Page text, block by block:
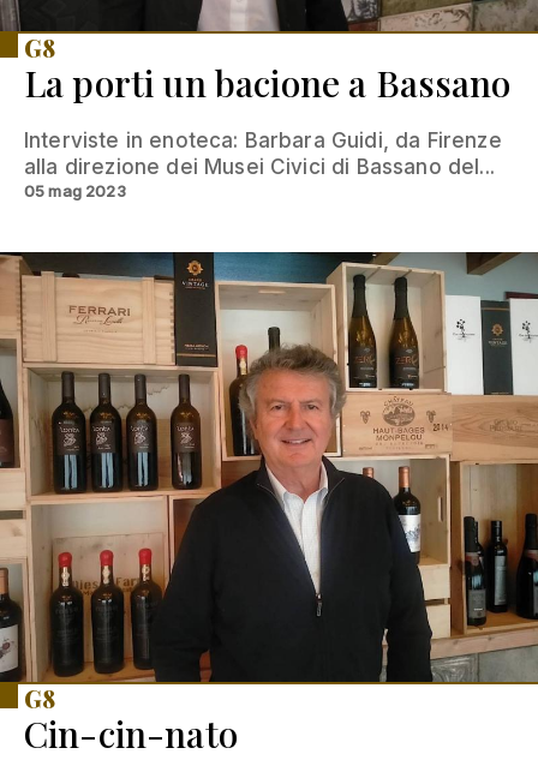
G8
La porti un bacione a Bassano
Interviste in enoteca: Barbara Guidi, da Firenze
alla direzione dei Musei Civici di Bassano del...
05 mag 2023
G8
Cin-cin-nato